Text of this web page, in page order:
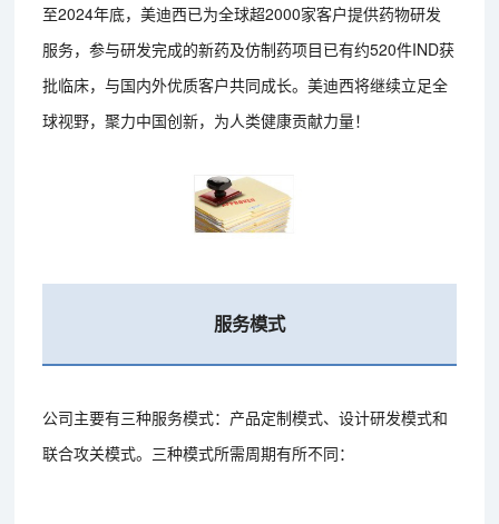
至2024年底，美迪西已为全球超2000家客户提供药物研发
服务，参与研发完成的新药及仿制药项目已有约520件IND获
批临床，与国内外优质客户共同成长。美迪西将继续立足全
球视野，聚力中国创新，为人类健康贡献力量！
服务模式
公司主要有三种服务模式：产品定制模式、设计研发模式和
联合攻关模式。三种模式所需周期有所不同：